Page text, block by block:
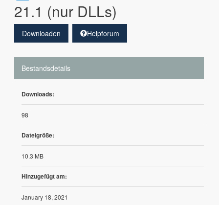
21.1 (nur DLLs)
Downloaden Helpforum
Bestandsdetails
Downloads:
98
Dateigröße:
10.3 MB
Hinzugefügt am:
January 18, 2021